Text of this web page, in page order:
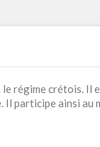
crétois. Il
participe ainsi au